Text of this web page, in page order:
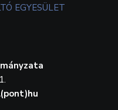
EGYESÜLET